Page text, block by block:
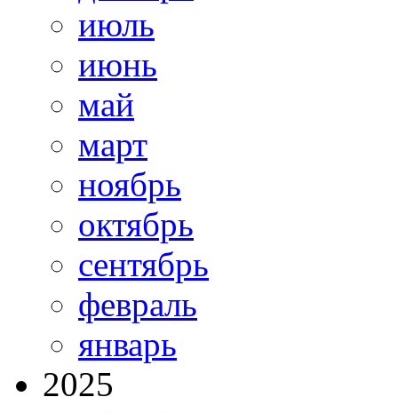
июль
июнь
май
март
ноябрь
октябрь
сентябрь
февраль
январь
2025